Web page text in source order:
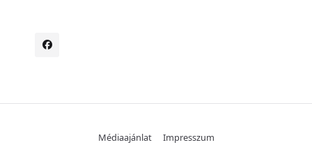
Médiaajánlat Impresszum